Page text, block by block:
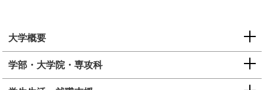
大学概要
学部・大学院・専攻科